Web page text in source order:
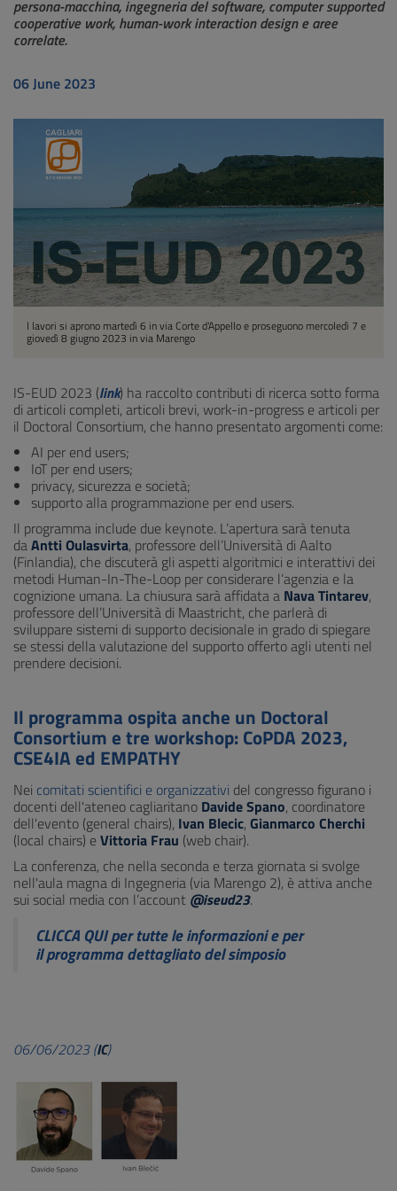
persona-macchina, ingegneria del software, computer supported
cooperative work, human-work interaction design e aree
correlate.
06 June 2023
I lavori si aprono martedì 6 in via Corte d'Appello e proseguono mercoledì 7 e
giovedì 8 giugno 2023 in via Marengo
IS-EUD 2023 (link) ha raccolto contributi di ricerca sotto forma
di articoli completi, articoli brevi, work-in-progress e articoli per
il Doctoral Consortium, che hanno presentato argomenti come:
AI per end users;
IoT per end users;
privacy, sicurezza e società;
supporto alla programmazione per end users.
Il programma include due keynote. L’apertura sarà tenuta
daAntti Oulasvirta, professore dell’Università di Aalto
(Finlandia), che discuterà gli aspetti algoritmici e interattivi dei
metodi Human-In-The-Loop per considerare l’agenzia e la
cognizione umana. La chiusura sarà affidata a Nava Tintarev,
professore dell’Università di Maastricht, che parlerà di
sviluppare sistemi di supporto decisionale in grado di spiegare
se stessi della valutazione del supporto offerto agli utenti nel
prendere decisioni.
Il programma ospita anche un Doctoral
Consortium e tre workshop: CoPDA 2023,
CSE4IA ed EMPATHY
Nei comitati scientifici e organizzativi del congresso figurano i
docenti dell'ateneo cagliaritano Davide Spano, coordinatore
dell'evento (general chairs), Ivan Blecic, Gianmarco Cherchi
(local chairs) eVittoria Frau (web chair).
La conferenza, che nella seconda e terza giornata si svolge
nell'aula magna di Ingegneria (via Marengo 2), è attiva anche
sui social media con l’account @iseud23.
CLICCA QUI per tutte le informazioni e per
il programma dettagliato del simposio
06/06/2023 (IC)